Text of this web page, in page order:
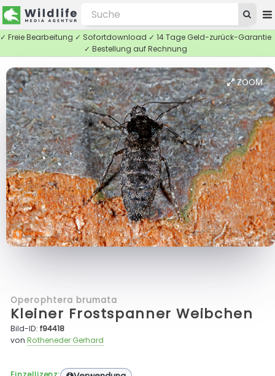
✓ Freie Bearbeitung ✓ Sofortdownload ✓ 14 Tage Geld-zurück-Garantie
✓ Bestellung auf Rechnung
ZOOM
Operophtera brumata
Kleiner Frostspanner Weibchen
Bild-ID:f94418
vonRotheneder Gerhard